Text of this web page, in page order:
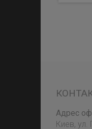
Адрес
Киев, ул.